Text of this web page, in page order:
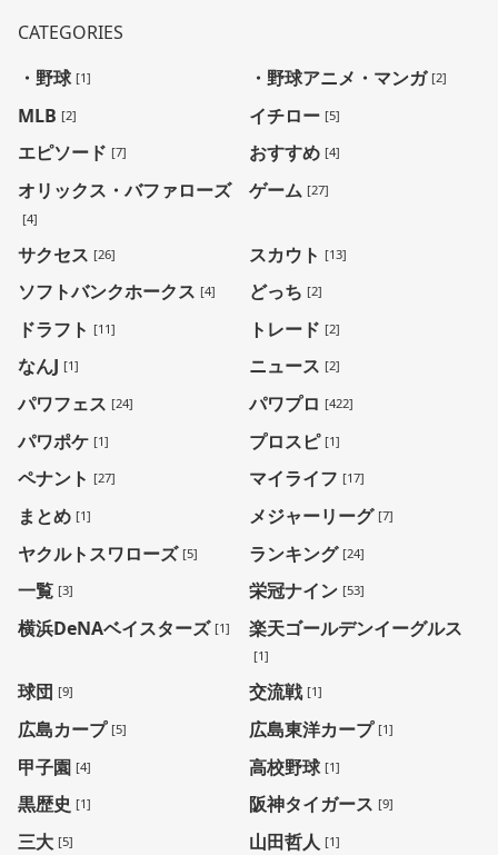
CATEGORIES
・野球 [1] ・野球アニメ・マンガ [2]
MLB [2] イチロー [5]
エピソード [7] おすすめ [4]
オリックス・バファローズ
[4]
ゲーム [27]
サクセス [26] スカウト [13]
ソフトバンクホークス [4] どっち [2]
ドラフト [11] トレード [2]
なんJ [1] ニュース [2]
パワフェス [24] パワプロ [422]
パワポケ [1] プロスピ [1]
ペナント [27] マイライフ [17]
まとめ [1] メジャーリーグ [7]
ヤクルトスワローズ [5] ランキング [24]
一覧 [3] 栄冠ナイン [53]
横浜DeNAベイスターズ [1] 楽天ゴールデンイーグルス
[1]
球団 [9] 交流戦 [1]
広島カープ [5] 広島東洋カープ [1]
甲子園 [4] 高校野球 [1]
黒歴史 [1] 阪神タイガース [9]
三大 [5] 山田哲人 [1]